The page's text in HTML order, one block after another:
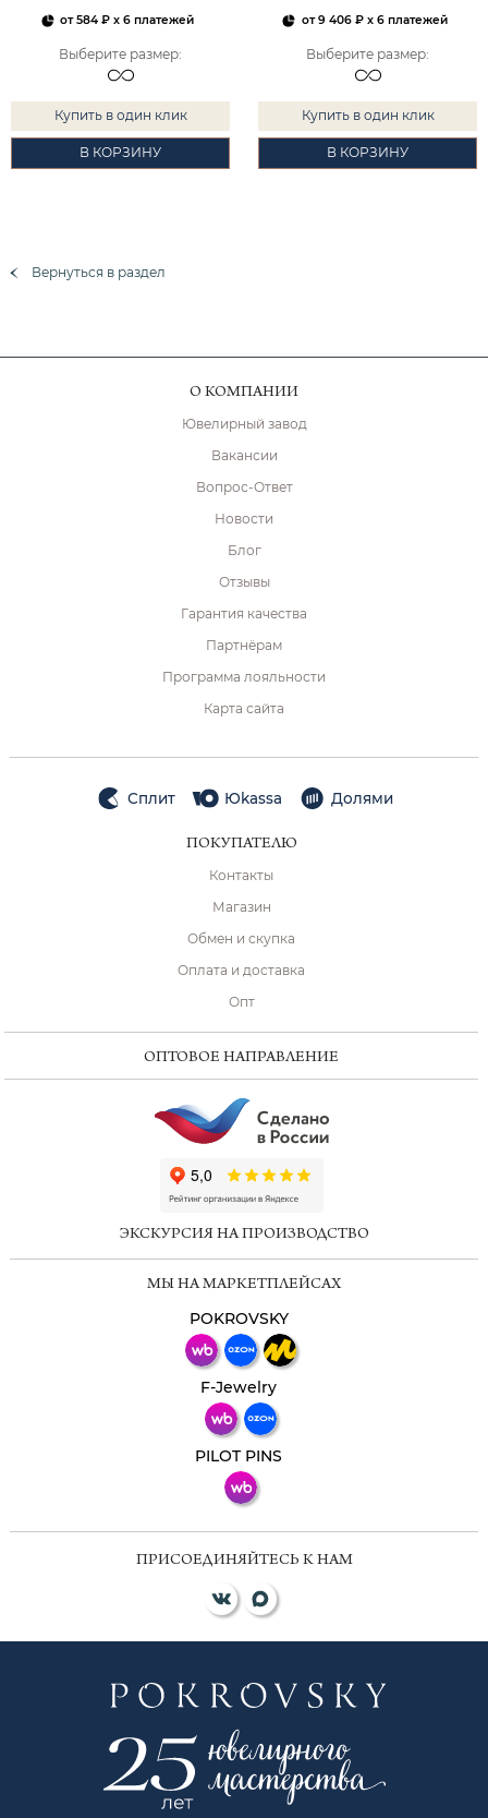
от584 ₽ x 6 платежей
Выберите размер:
Купить в один клик
В КОРЗИНУ
от9 406 ₽x 6 платежей
Выберите размер:
Купить в один клик
В КОРЗИНУ
Вернуться в раздел
О КОМПАНИИ
Ювелирный завод
Вакансии
Вопрос-Ответ
Новости
Блог
Отзывы
Гарантия качества
Партнёрам
Программа лояльности
Карта сайта
Сплит Юkassa Долями
ПОКУПАТЕЛЮ
Контакты
Магазин
Обмен и скупка
Оплата и доставка
Опт
ОПТОВОЕ НАПРАВЛЕНИЕ
ЭКСКУРСИЯ НА ПРОИЗВОДСТВО
МЫ НА МАРКЕТПЛЕЙСАХ
POKROVSKY
F-Jewelry
PILOT PINS
ПРИСОЕДИНЯЙТЕСЬ К НАМ